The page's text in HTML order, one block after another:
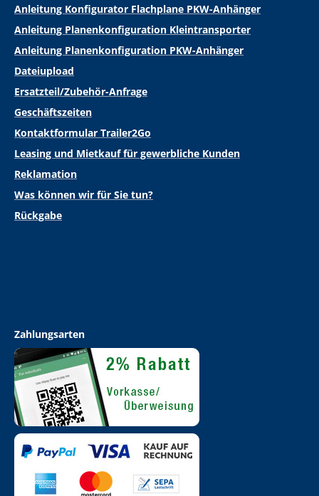
Anleitung Konfigurator Flachplane PKW-Anhänger
Anleitung Planenkonfiguration Kleintransporter
Anleitung Planenkonfiguration PKW-Anhänger
Dateiupload
Ersatzteil/Zubehör-Anfrage
Geschäftszeiten
Kontaktformular Trailer2Go
Leasing und Mietkauf für gewerbliche Kunden
Reklamation
Was können wir für Sie tun?
Rückgabe
Zahlungsarten